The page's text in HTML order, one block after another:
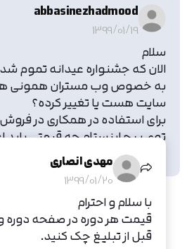
abbasinezhadmood
1399/01/19
سلام
الان که جشنواره عیدانه تموم
به خصوص وب مستران همونی
سایت هست یا تغییر کرده؟
برای استفاده در همکاری در
توی پیج اینستام چه قیمتی باید
با تشکر
مهدی انصاری
1399/01/20
با سلام و احترام
قیمت هر دوره در صفحه دوره
قبل از تبلیغ چک کنید.